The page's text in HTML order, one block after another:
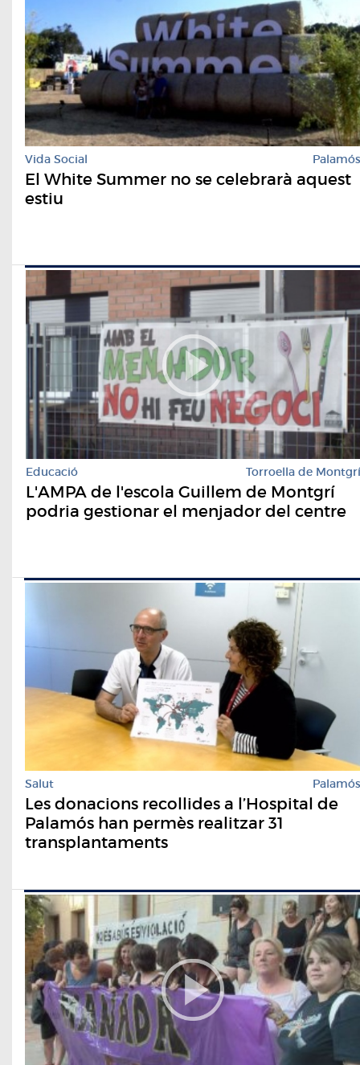
Vida Social Palamós
El White Summer no se celebrarà aquest
estiu
Educació Torroella de Montgrí
L'AMPA de l'escola Guillem de Montgrí
podria gestionar el menjador del centre
Salut Palamós
Les donacions recollides a l’Hospital de
Palamós han permès realitzar 31
transplantaments